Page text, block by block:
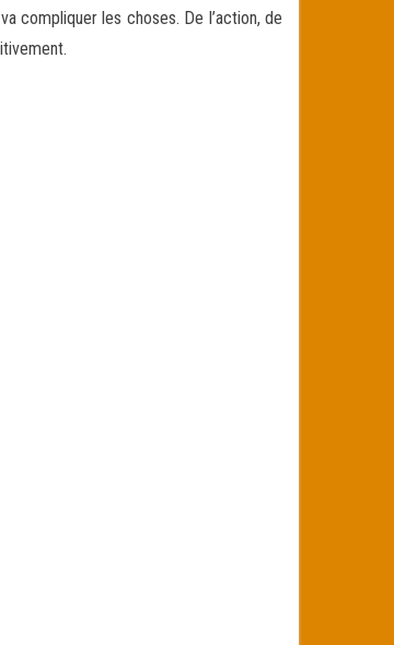
compliquer les choses. De l’action, de